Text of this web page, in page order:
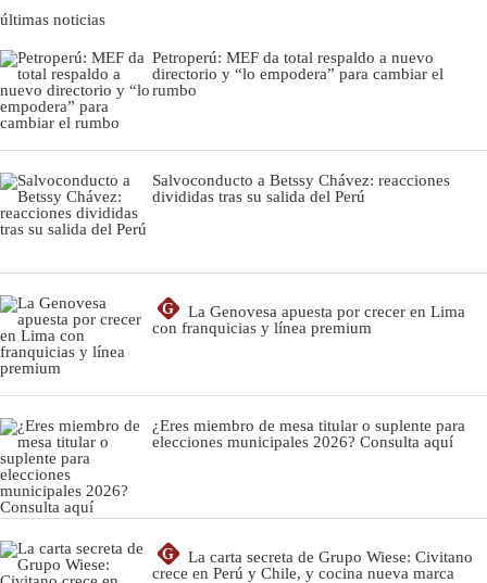
últimas noticias
Petroperú: MEF da total respaldo a nuevo
directorio y “lo empodera” para cambiar el
rumbo
Salvoconducto a Betssy Chávez: reacciones
divididas tras su salida del Perú
G
La Genovesa apuesta por crecer en Lima
con franquicias y línea premium
¿Eres miembro de mesa titular o suplente para
elecciones municipales 2026? Consulta aquí
G
La carta secreta de Grupo Wiese: Civitano
crece en Perú y Chile, y cocina nueva marca